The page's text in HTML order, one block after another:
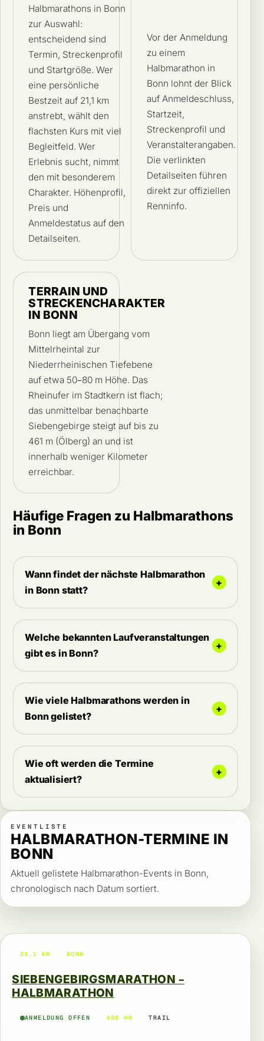
Halbmarathons in Bonn
zur Auswahl:
entscheidend sind
Termin, Streckenprofil
und Startgröße. Wer
eine persönliche
Bestzeit auf 21,1 km
anstrebt, wählt den
flachsten Kurs mit viel
Begleitfeld. Wer
Erlebnis sucht, nimmt
den mit besonderem
Charakter. Höhenprofil,
Preis und
Anmeldestatus auf den
Detailseiten.
Vor der Anmeldung
zu einem
Halbmarathon in
Bonn lohnt der Blick
auf Anmeldeschluss,
Startzeit,
Streckenprofil und
Veranstalterangaben.
Die verlinkten
Detailseiten führen
direkt zur offiziellen
Renninfo.
TERRAIN UND
STRECKENCHARAKTER
IN BONN
Bonn liegt am Übergang vom
Mittelrheintal zur
Niederrheinischen Tiefebene
auf etwa 50–80 m Höhe. Das
Rheinufer im Stadtkern ist flach;
das unmittelbar benachbarte
Siebengebirge steigt auf bis zu
461 m (Ölberg) an und ist
innerhalb weniger Kilometer
erreichbar.
Häufige Fragen zu Halbmarathons
in Bonn
Wann findet der nächste Halbmarathon
in Bonn statt?
Welche bekannten Laufveranstaltungen
gibt es in Bonn?
Wie viele Halbmarathons werden in
Bonn gelistet?
Wie oft werden die Termine
aktualisiert?
EVENTLISTE
HALBMARATHON-TERMINE IN
BONN
Aktuell gelistete Halbmarathon-Events in Bonn,
chronologisch nach Datum sortiert.
21,1 KM BONN
SIEBENGEBIRGSMARATHON –
HALBMARATHON
ANMELDUNG OFFEN 400 HM TRAIL